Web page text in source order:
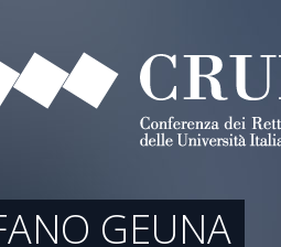
GEUNA